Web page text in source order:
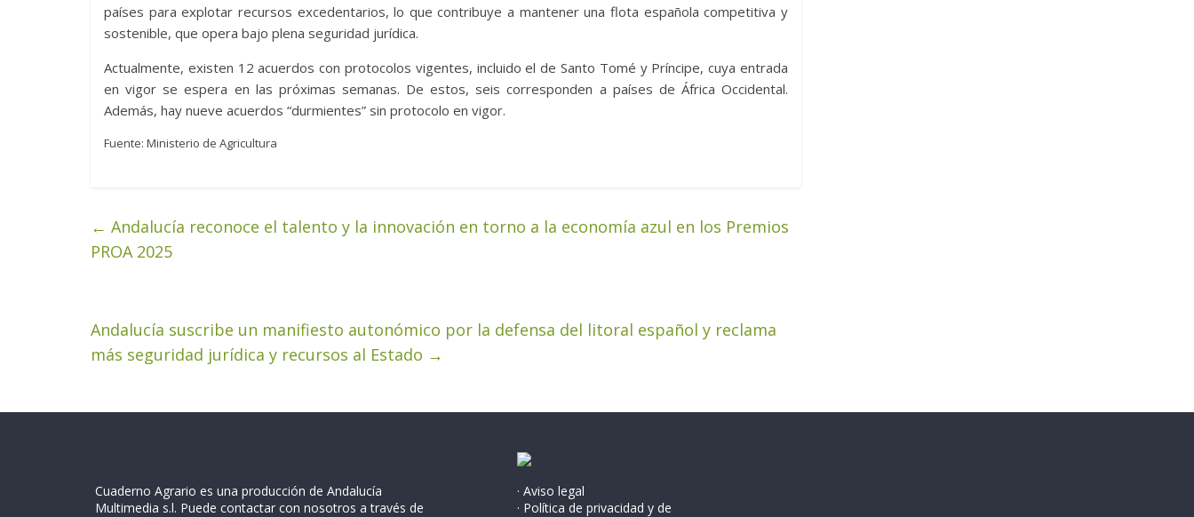
países para explotar recursos excedentarios, lo que contribuye a mantener una flota española competitiva y
sostenible, que opera bajo plena seguridad jurídica.
Actualmente, existen 12 acuerdos con protocolos vigentes, incluido el de Santo Tomé y Príncipe, cuya entrada
en vigor se espera en las próximas semanas. De estos, seis corresponden a países de África Occidental.
Además, hay nueve acuerdos “durmientes” sin protocolo en vigor.
Fuente: Ministerio de Agricultura
← Andalucía reconoce el talento y la innovación en torno a la economía azul en los Premios
PROA 2025
Andalucía suscribe un manifiesto autonómico por la defensa del litoral español y reclama
más seguridad jurídica y recursos al Estado →
Cuaderno Agrario es una producción de Andalucía
Multimedia s.l. Puede contactar con nosotros a través de
· Aviso legal
· Política de privacidad y de